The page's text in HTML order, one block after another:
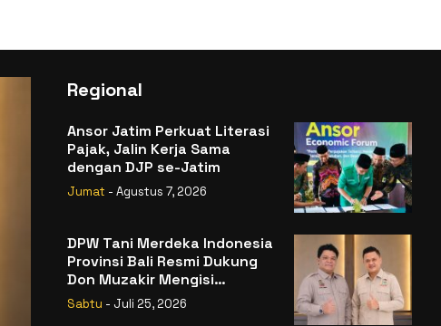
Regional
Ansor Jatim Perkuat Literasi
Pajak, Jalin Kerja Sama
dengan DJP se-Jatim
Jumat - Agustus 7, 2026
DPW Tani Merdeka Indonesia
Provinsi Bali Resmi Dukung
Don Muzakir Mengisi
Jabatan Wakil Menteri
Pertanian RI
Sabtu - Juli 25, 2026